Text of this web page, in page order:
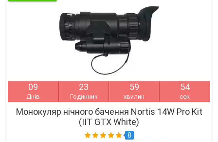
09
Днів
23
Годинник
59
хвилин
53
сек
Монокуляр нічного бачення Nortis 14W Pro Kit
(IIT GTX White)
8